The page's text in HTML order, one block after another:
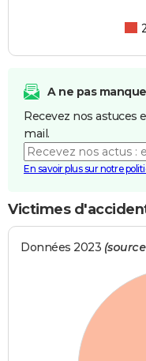
A ne pas
Recevez nos astuces
mail.
En savoir plus sur notre
Victimes
Données 2023